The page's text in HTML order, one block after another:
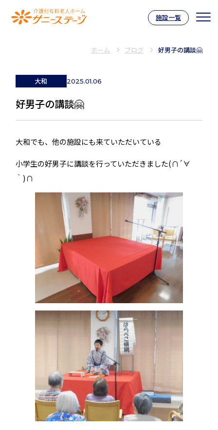
介護付有料老人ホーム サニーステー
施設一覧
ホーム ブログ 好男子の講談🤗
大和 2025.01.06
好男子の講談🤗
大和でも、他の施設にも来ていただいている
小学生の好男子に講談を行っていただきました(∩´∀
｀)∩